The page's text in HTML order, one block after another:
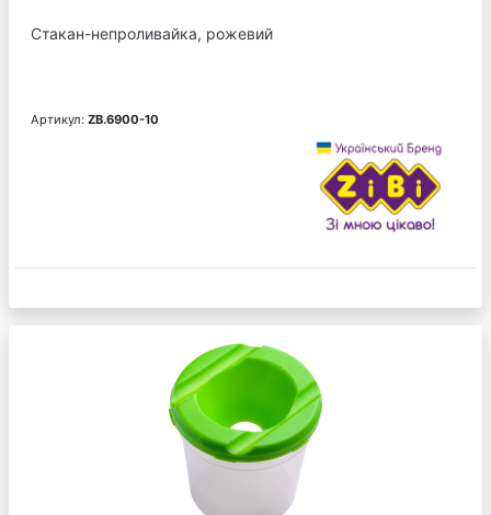
Стакан-непроливайка, рожевий
Артикул: ZB.6900-10